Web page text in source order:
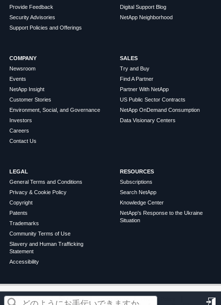
この記事は役に立ちましたか？
Provide Feedback
Security Advisories
Support Policies and Offerings
Digital Support Blog
NetApp Neighborhood
COMPANY
Newsroom
Events
NetApp Insight
Customer Stories
Environment, Social, and Governance
Investors
Careers
Contact Us
SALES
Try and Buy
Find A Partner
Partner With NetApp
US Public Sector Contracts
NetApp OnDemand Consumption
Data Visionary Centers
LEGAL
General Terms and Conditions
Privacy & Cookie Policy
Copyright
Patents
Trademarks
Community Terms of Use
Slavery and Human Trafficking
Statement
Accessibility
RESOURCES
Subscriptions
Search NetApp
Knowledge Center
NetApp's Response to the Ukraine
Situation
©2026NetApp English Terms of Use
Privacy Policy